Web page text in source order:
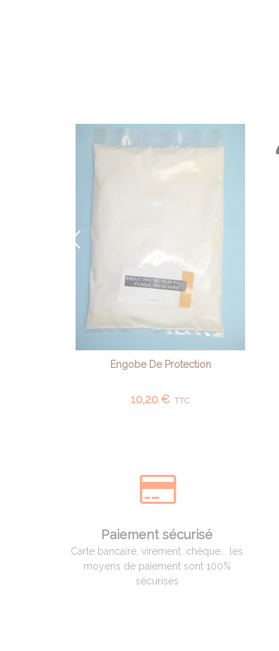
AJOUTER AU PANIER
Engobe De Protection
10,20 € TTC
Paiement sécurisé
Carte bancaire, virement, chèque... les
moyens de paiement sont 100%
sécurisés